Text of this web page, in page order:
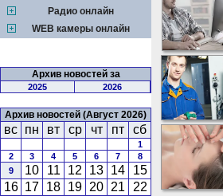
Радио онлайн
WEB камеры онлайн
Архив новостей за
2025 2026
Архив новостей (Август 2026)
вс пн вт ср чт пт сб
1
2
3 4 5 6 7
8
9
10 11 12 13 14
15
16 17 18 19 20 21
22